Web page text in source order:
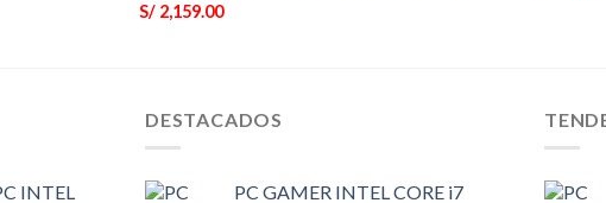
S/2,159.00
INTEL
DESTACADOS
PC GAMER INTEL CORE i7